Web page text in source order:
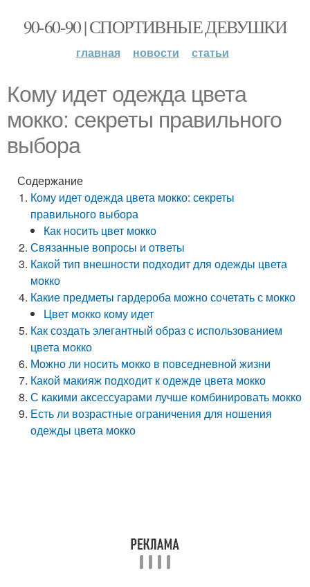
90-60-90 | СПОРТИВНЫЕ ДЕВУШКИ
главная новости статьи
Кому идет одежда цвета
мокко: секреты правильного
выбора
Содержание
Кому идет одежда цвета мокко: секреты
правильного выбора
Как носить цвет мокко
Связанные вопросы и ответы
Какой тип внешности подходит для одежды цвета
мокко
Какие предметы гардероба можно сочетать с мокко
Цвет мокко кому идет
Как создать элегантный образ с использованием
цвета мокко
Можно ли носить мокко в повседневной жизни
Какой макияж подходит к одежде цвета мокко
С какими аксессуарами лучше комбинировать мокко
Есть ли возрастные ограничения для ношения
одежды цвета мокко